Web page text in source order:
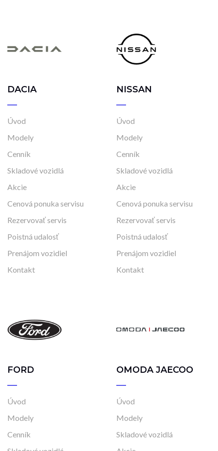
DACIA
Úvod
Modely
Cenník
Skladové vozidlá
Akcie
Cenová ponuka servisu
Rezervovať servis
Poistná udalosť
Prenájom vozidiel
Kontakt
NISSAN
Úvod
Modely
Cenník
Skladové vozidlá
Akcie
Cenová ponuka servisu
Rezervovať servis
Poistná udalosť
Prenájom vozidiel
Kontakt
FORD
Úvod
Modely
Cenník
OMODA JAECOO
Úvod
Modely
Skladové vozidlá